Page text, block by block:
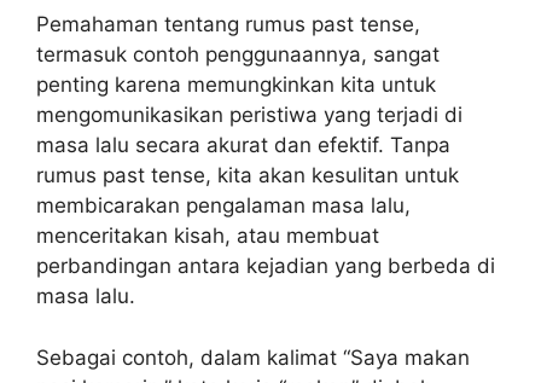
Pemahaman tentang rumus past tense,
termasuk contoh penggunaannya, sangat
penting karena memungkinkan kita untuk
mengomunikasikan peristiwa yang terjadi di
masa lalu secara akurat dan efektif. Tanpa
rumus past tense, kita akan kesulitan untuk
membicarakan pengalaman masa lalu,
menceritakan kisah, atau membuat
perbandingan antara kejadian yang berbeda di
masa lalu.
Sebagai contoh, dalam kalimat “Saya makan